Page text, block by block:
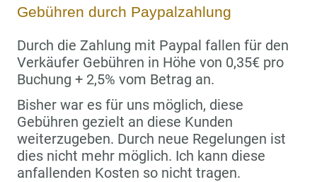
Gebühren durch Paypalzahlung
Durch die Zahlung mit Paypal fallen für den
Verkäufer Gebühren in Höhe von 0,35€ pro
Buchung + 2,5% vom Betrag an.
Bisher war es für uns möglich, diese
Gebühren gezielt an diese Kunden
weiterzugeben. Durch neue Regelungen ist
dies nicht mehr möglich. Ich kann diese
anfallenden Kosten so nicht tragen.